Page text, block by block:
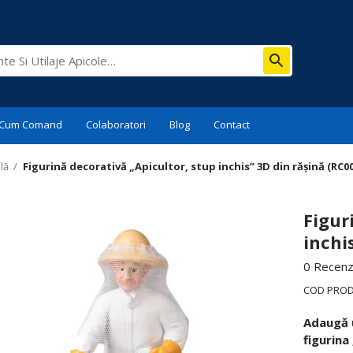
Comand Colaboratori Blog Contact
/ Figurină decorativă „Apicultor, stup inchis” 3D din rășină
0
COD
figurina